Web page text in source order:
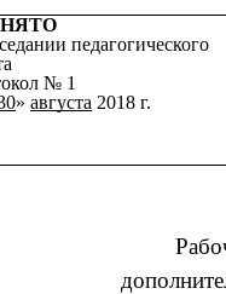
педагогического
№ 1
»августа 2018 г.